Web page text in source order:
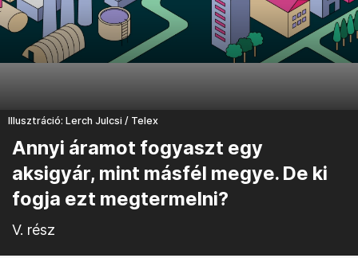
Illusztráció: Lerch Julcsi / Telex
Annyi áramot fogyaszt egy
aksigyár, mint másfél megye. De ki
fogja ezt megtermelni?
V. rész